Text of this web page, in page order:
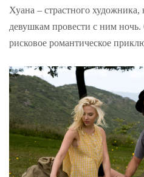
Хуана – страстного
девушкам провести с ним ночь.
рисковое романтическое